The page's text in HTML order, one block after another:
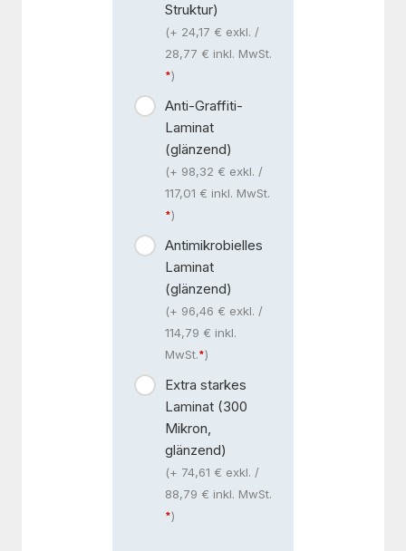
Struktur)
(+ 24,17 € exkl. /
28,77 € inkl. MwSt.
)
Anti-Graffiti-
Laminat
(glänzend)
(+ 98,32 € exkl. /
117,01 € inkl. MwSt.
)
Antimikrobielles
Laminat
(glänzend)
(+ 96,46 € exkl. /
114,79 € inkl.
MwSt. )
Extra starkes
Laminat (300
Mikron,
glänzend)
(+ 74,61 € exkl. /
88,79 € inkl. MwSt.
)